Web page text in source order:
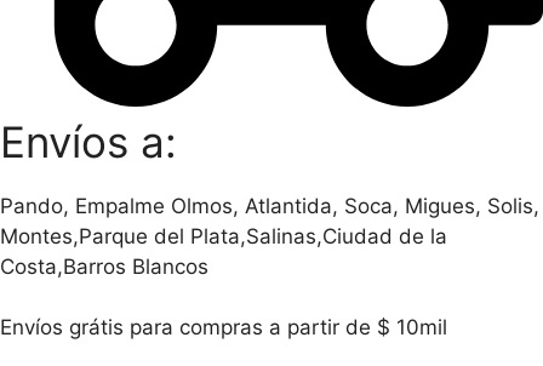
Envíos a:
Pando, Empalme Olmos, Atlantida, Soca, Migues, Solis,
Montes,Parque del Plata,Salinas,Ciudad de la
Costa,Barros Blancos
Envíos grátis para compras a partir de $ 10mil